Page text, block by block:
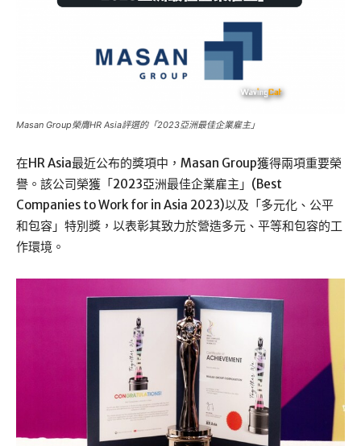
Masan Group榮膺HR Asia評選的「2023亞洲最佳企業雇主」
在HR Asia最近公布的獎項中，Masan Group獲得兩項重要榮
譽。該公司榮獲「2023亞洲最佳企業雇主」(Best
Companies to Work for in Asia 2023)以及「多元化、公平
和包容」特別獎，以表彰其致力於營造多元、平等和包容的工
作環境。